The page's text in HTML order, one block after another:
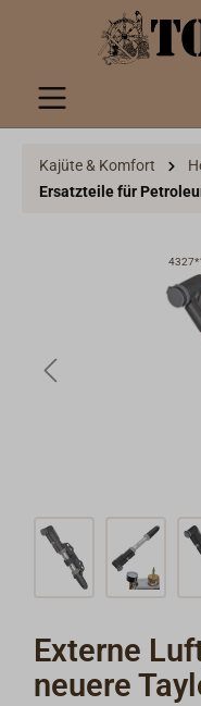
springen
Kajüte & Komfort
Ersatzteile für
Externe
neuere